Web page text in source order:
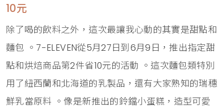
10元
除了喝的飲料之外，這次最讓我心動的其實是甜點和
麵包 。7-ELEVEN從5月27日到6月9日，推出指定甜
點和烘焙商品第2件省10元的活動 。這次麵包類特別
用了紐西蘭和北海道的乳製品，還有大家熟知的瑞穗
鮮乳當原料 。像是新推出的鈴鐺小蛋糕，造型可愛